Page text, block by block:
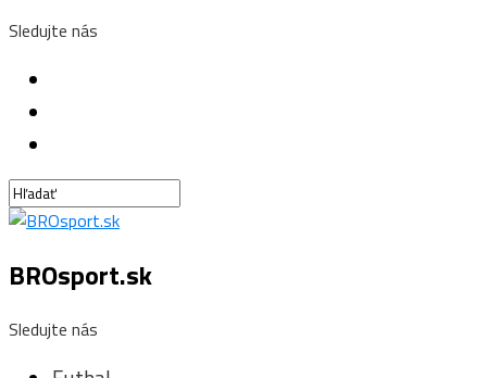
Sledujte nás
BROsport.sk
Sledujte nás